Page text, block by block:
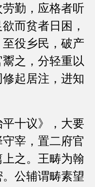
勤，应格者听
而贫者日困，
役乡民，破产
之，分轻重以
起居注，进知
十议》，大要
宰，置二府官
之。王畴为翰
公辅谓畴素望